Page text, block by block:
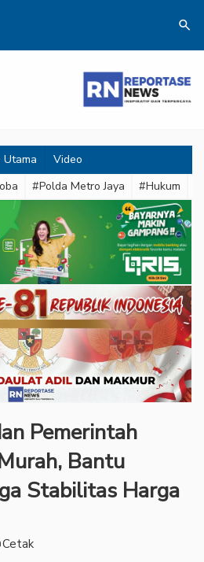
search
Utama Video
#Polda Metro Jaya #Hukum
Pemerintah
Bantu
Stabilitas Harga
Cetak